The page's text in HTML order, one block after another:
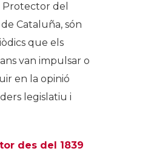
Protector del
de Cataluña, són
que els
van impulsar o
en la opinió
legislatiu i
des del 1839